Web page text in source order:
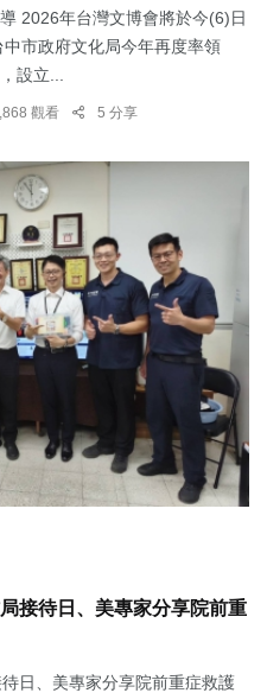
2026年台灣文博會將於今(6)日
市政府文化局今年再度率領
設立...
觀看 5 分享
接待日、美專家分享院前重
日、美專家分享院前重症救護